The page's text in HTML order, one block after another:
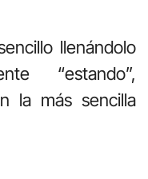
llenándolo
“estando”,
la más sencilla